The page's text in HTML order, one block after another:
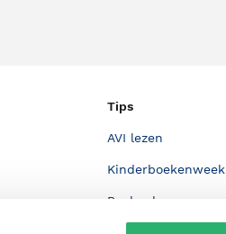
Tips
AVI lezen
Kinderboekenweek
Boekenbon